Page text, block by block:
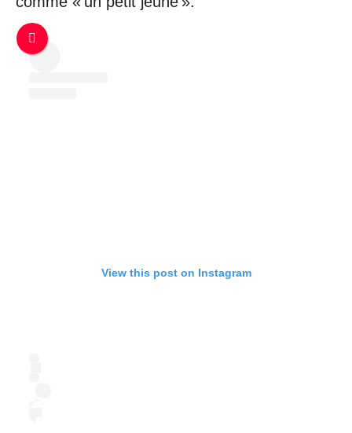
View this post on Instagram